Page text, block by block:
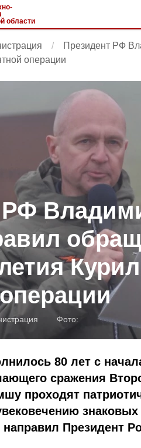
области
Президент РФ
операции
РФ
Фото:
80 лет с
сражения
проходят
Президент